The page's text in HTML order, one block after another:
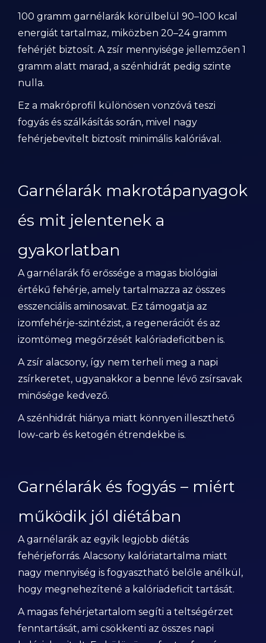
100 gramm garnélarák körülbelül 90–100 kcal
energiát tartalmaz, miközben 20–24 gramm
fehérjét biztosít. A zsír mennyisége jellemzően 1
gramm alatt marad, a szénhidrát pedig szinte
nulla.
Ez a makróprofil különösen vonzóvá teszi
fogyás és szálkásítás során, mivel nagy
fehérjebevitelt biztosít minimális kalóriával.
Garnélarák makrotápanyagok
és mit jelentenek a
gyakorlatban
A garnélarák fő erőssége a magas biológiai
értékű fehérje, amely tartalmazza az összes
esszenciális aminosavat. Ez támogatja az
izomfehérje-szintézist, a regenerációt és az
izomtömeg megőrzését kalóriadeficitben is.
A zsír alacsony, így nem terheli meg a napi
zsírkeretet, ugyanakkor a benne lévő zsírsavak
minősége kedvező.
A szénhidrát hiánya miatt könnyen illeszthető
low-carb és ketogén étrendekbe is.
Garnélarák és fogyás – miért
működik jól diétában
A garnélarák az egyik legjobb diétás
fehérjeforrás. Alacsony kalóriatartalma miatt
nagy mennyiség is fogyasztható belőle anélkül,
hogy megnehezítené a kalóriadeficit tartását.
A magas fehérjetartalom segíti a teltségérzet
fenntartását, ami csökkenti az összes napi